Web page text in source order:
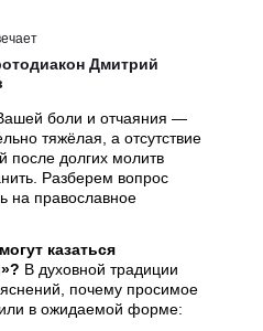
Дмитрий
боли и отчаяния —
тяжёлая, а отсутствие
после долгих молитв
Разберем вопрос
на православное
казаться
В духовной традиции
почему просимое
или в ожидаемой форме: